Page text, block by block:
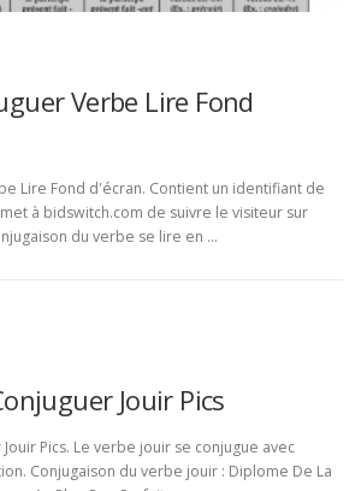
Verbe Lire Fond
Lire Fond d'écran. Contient un identifiant de
à bidswitch.com de suivre le visiteur sur
du verbe se lire en …
Jouir Pics
Pics. Le verbe jouir se conjugue avec
Conjugaison du verbe jouir : Diplome De La